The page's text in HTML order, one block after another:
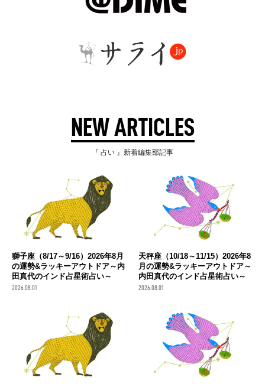
NEW ARTICLES
『 占い 』新着編集部記事
獅子座（8/17～9/16）2026年8月
の運勢&ラッキーアウトドア～内
田真代のインド占星術占い～
2026.08.01
天秤座（10/18～11/15）2026年8
月の運勢&ラッキーアウトドア～
内田真代のインド占星術占い～
2026.08.01